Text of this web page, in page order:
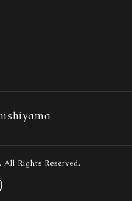
. All Rights Reserved.